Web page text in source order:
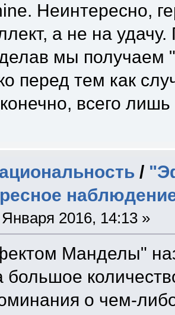
Неинтересно,
а не на
мы получаем
перед тем как
всего лишь
/
2016, 14:13 »
Манделы"
большое
о чем-